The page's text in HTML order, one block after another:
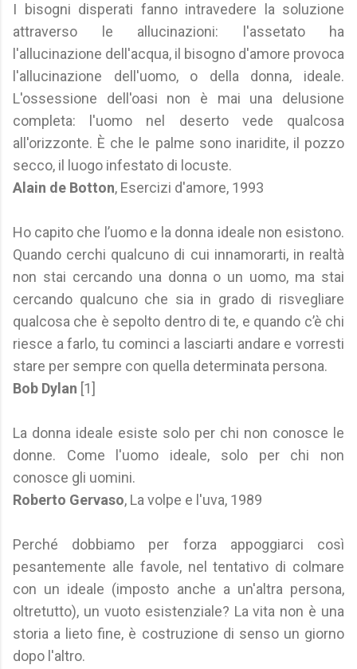
I bisogni disperati fanno intravedere la soluzione
attraverso le allucinazioni: l'assetato ha
l'allucinazione dell'acqua, il bisogno d'amore provoca
l'allucinazione dell'uomo, o della donna, ideale.
L'ossessione dell'oasi non è mai una delusione
completa: l'uomo nel deserto vede qualcosa
all'orizzonte. È che le palme sono inaridite, il pozzo
secco, il luogo infestato di locuste.
Alain de Botton, Esercizi d'amore, 1993
Ho capito che l’uomo e la donna ideale non esistono.
Quando cerchi qualcuno di cui innamorarti, in realtà
non stai cercando una donna o un uomo, ma stai
cercando qualcuno che sia in grado di risvegliare
qualcosa che è sepolto dentro di te, e quando c’è chi
riesce a farlo, tu cominci a lasciarti andare e vorresti
stare per sempre con quella determinata persona.
Bob Dylan [1]
La donna ideale esiste solo per chi non conosce le
donne. Come l'uomo ideale, solo per chi non
conosce gli uomini.
Roberto Gervaso, La volpe e l'uva, 1989
Perché dobbiamo per forza appoggiarci così
pesantemente alle favole, nel tentativo di colmare
con un ideale (imposto anche a un'altra persona,
oltretutto), un vuoto esistenziale? La vita non è una
storia a lieto fine, è costruzione di senso un giorno
dopo l'altro.